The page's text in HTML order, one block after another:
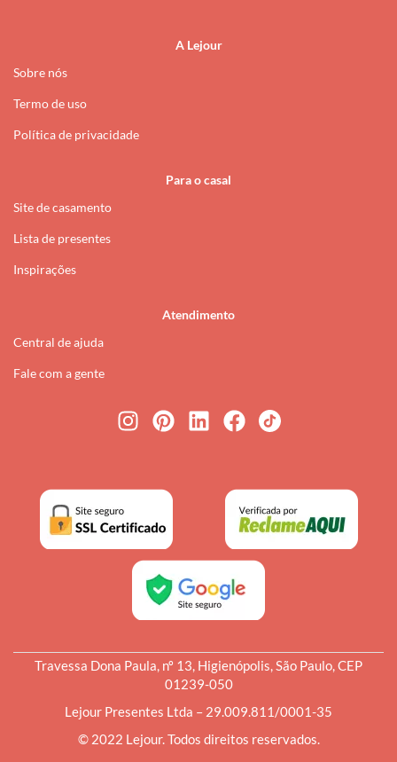
A Lejour
Sobre nós
Termo de uso
Política de privacidade
Para o casal
Site de casamento
Lista de presentes
Inspirações
Atendimento
Central de ajuda
Fale com a gente
Travessa Dona Paula, nº 13, Higienópolis, São Paulo, CEP
01239-050
Lejour Presentes Ltda – 29.009.811/0001-35
© 2022 Lejour. Todos direitos reservados.